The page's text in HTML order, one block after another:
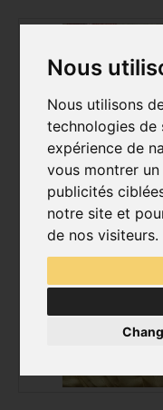
Nous
Nous utilisons
technologies de
expérience de
vous montrer
publicités
notre site et
de nos visiteurs.